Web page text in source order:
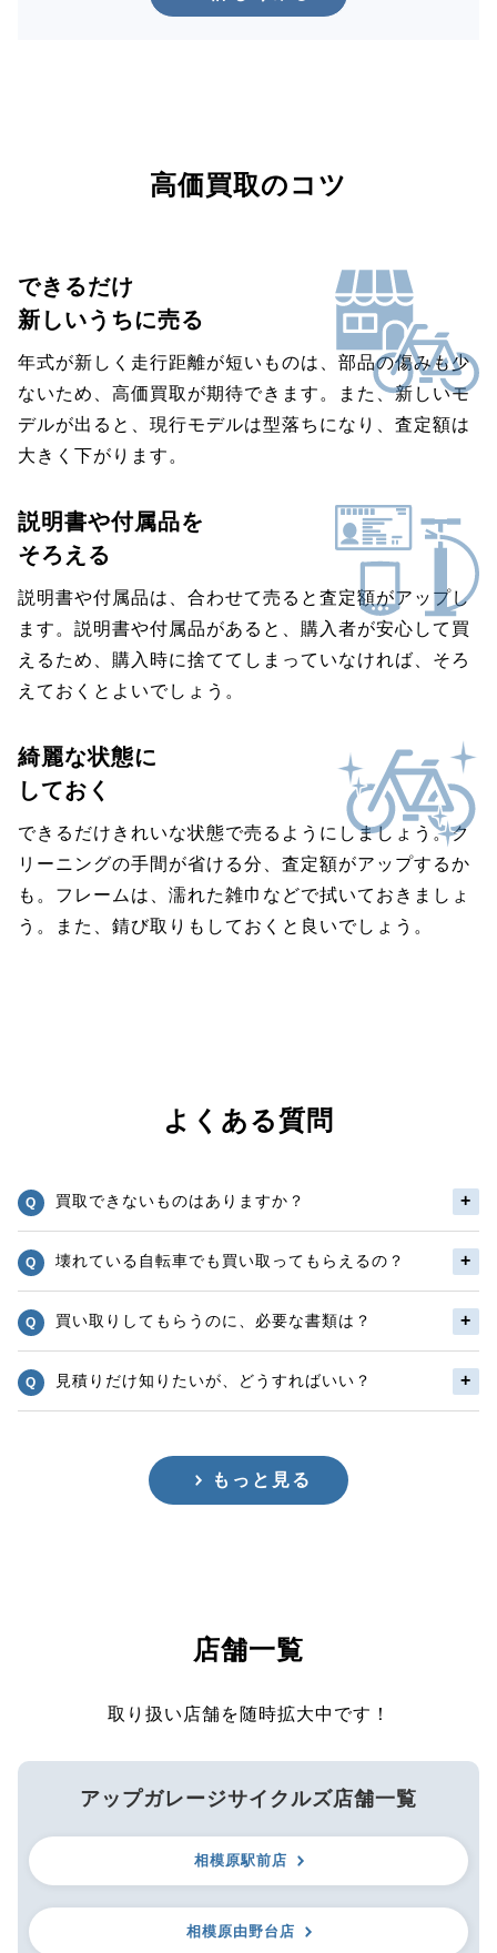
高価買取のコツ
できるだけ
新しいうちに売る
年式が新しく走行距離が短いものは、部品の傷みも少
ないため、高価買取が期待できます。また、新しいモ
デルが出ると、現行モデルは型落ちになり、査定額は
大きく下がります。
説明書や付属品を
そろえる
説明書や付属品は、合わせて売ると査定額がアップし
ます。説明書や付属品があると、購入者が安心して買
えるため、購入時に捨ててしまっていなければ、そろ
えておくとよいでしょう。
綺麗な状態に
しておく
できるだけきれいな状態で売るようにしましょう。ク
リーニングの手間が省ける分、査定額がアップするか
も。フレームは、濡れた雑巾などで拭いておきましょ
う。また、錆び取りもしておくと良いでしょう。
よくある質問
買取できないものはありますか？
壊れている自転車でも買い取ってもらえるの？
買い取りしてもらうのに、必要な書類は？
見積りだけ知りたいが、どうすればいい？
もっと見る
店舗一覧
取り扱い店舗を随時拡大中です！
アップガレージサイクルズ店舗一覧
相模原駅前店
相模原由野台店